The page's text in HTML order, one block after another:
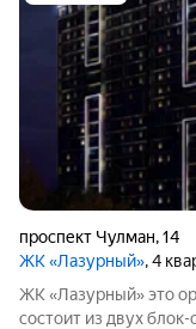
проспект Чулман,14
ЖК «Лазурный», 4
ЖК «Лазурный» это оригинальный жилой комплекс, который
состоит из двух